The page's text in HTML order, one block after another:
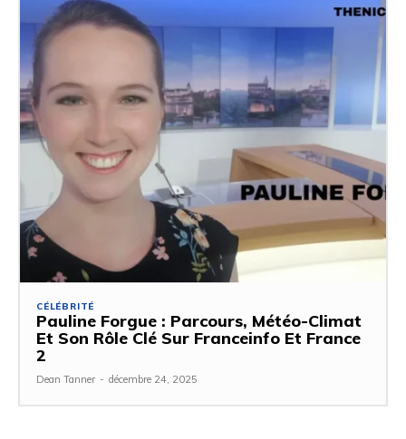
CÉLÉBRITÉ
Pauline Forgue : Parcours, Météo-Climat
Et Son Rôle Clé Sur Franceinfo Et France
2
Dean Tanner - décembre 24, 2025